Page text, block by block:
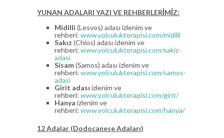
YUNAN ADALARI YAZI VE REHBERLERİMİZ:
Midilli (Lesvos) adası izlenim ve
rehberi: www.yolculukterapisi.com/midilli
Sakız (Chios) adası izlenim ve
rehberi: www.yolculukterapisi.com/sakiz-
adasi
Sisam(Samos) adası izlenim ve
rehberi: www.yolculukterapisi.com/samos-
adasi
Girit adası izlenim ve
rehberi: www.yolculukterapisi.com/girit/
Hanya izlenim ve
rehberi: www.yolculukterapisi.com/hanya/
12 Adalar (Dodocanese Adaları)